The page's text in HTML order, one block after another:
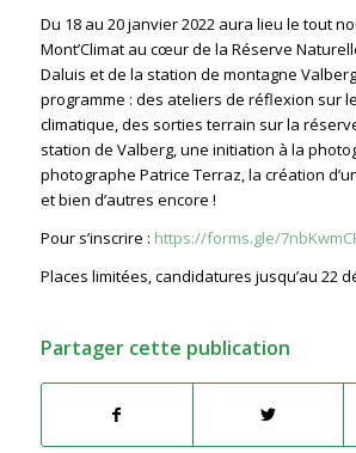
Du 18 au 20 janvier 2022 aura lieu le tout
Mont’Climat au cœur de la Réserve
Daluis et de la station de montagne Valberg
programme : des ateliers de réflexion sur
climatique, des sorties terrain sur la
station de Valberg, une initiation à la
photographe Patrice Terraz, la création
et bien d’autres encore !
Pour s’inscrire : https://forms.gle/
Places limitées, candidatures jusqu’au 22
Partager cette publication